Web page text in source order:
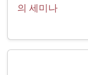
의 세미나